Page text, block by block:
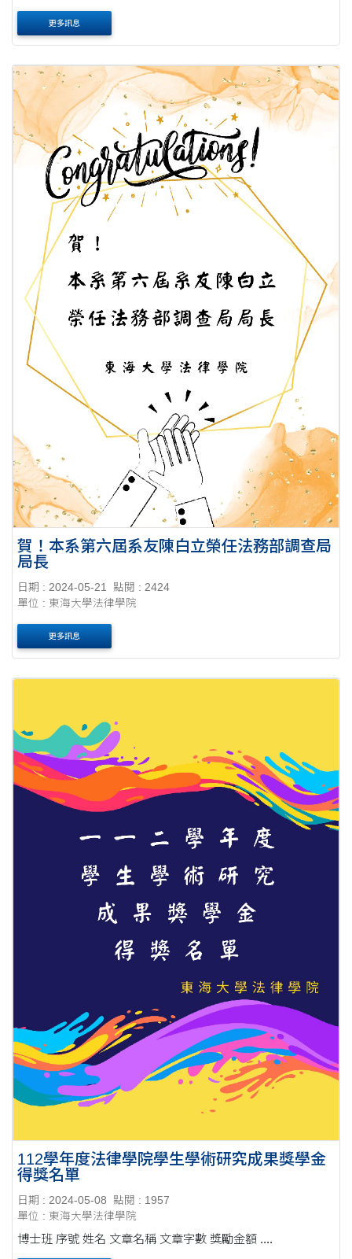
更多訊息
賀！本系第六屆系友陳白立榮任法務部調查局
局長
日期 : 2024-05-21
點閱 : 2424
單位 : 東海大學法律學院
更多訊息
112學年度法律學院學生學術研究成果獎學金
得獎名單
日期 : 2024-05-08
點閱 : 1957
單位 : 東海大學法律學院
博士班 序號 姓名 文章名稱 文章字數 獎勵金額 ....